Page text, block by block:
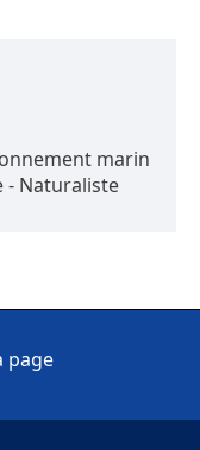
marin
- Naturaliste
page